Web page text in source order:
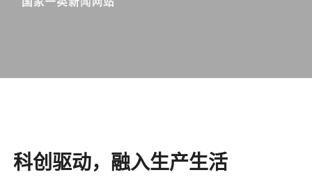
科创驱动，融入生产生活